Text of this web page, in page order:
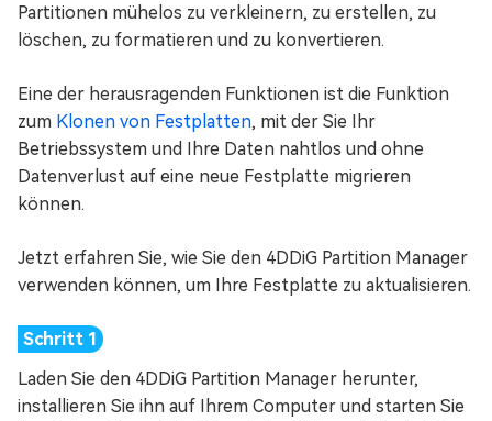
Partitionen mühelos zu verkleinern, zu erstellen, zu
löschen, zu formatieren und zu konvertieren.
Eine der herausragenden Funktionen ist die Funktion
zum Klonen von Festplatten, mit der Sie Ihr
Betriebssystem und Ihre Daten nahtlos und ohne
Datenverlust auf eine neue Festplatte migrieren
können.
Jetzt erfahren Sie, wie Sie den 4DDiG Partition Manager
verwenden können, um Ihre Festplatte zu aktualisieren.
Laden Sie den 4DDiG Partition Manager herunter,
installieren Sie ihn auf Ihrem Computer und starten Sie